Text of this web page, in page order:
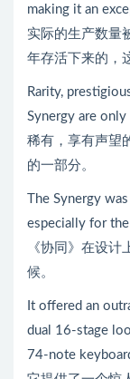
making it an
实际的生产数量
年存活下来的，
Rarity,
Synergy are
稀有，享有声望
的一部分。
The Synergy
especially for
《协同》在设
候。
It offered an
dual 16-stage
74-note